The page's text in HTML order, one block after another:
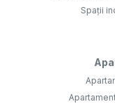
Spații